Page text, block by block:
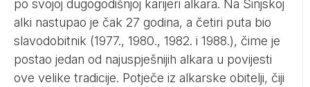
po svojoj dugogodišnjoj karijeri alkara. Na Sinjskoj
alki nastupao je čak 27 godina, a četiri puta bio
slavodobitnik (1977., 1980., 1982. i 1988.), čime je
postao jedan od najuspješnijih alkara u povijesti
ove velike tradicije. Potječe iz alkarske obitelji, čiji